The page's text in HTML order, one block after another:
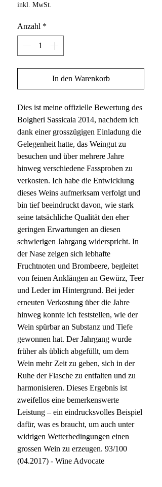
inkl. MwSt.
Anzahl *
In den Warenkorb
Dies ist meine offizielle Bewertung des
Bolgheri Sassicaia 2014, nachdem ich
dank einer grosszügigen Einladung die
Gelegenheit hatte, das Weingut zu
besuchen und über mehrere Jahre
hinweg verschiedene Fassproben zu
verkosten. Ich habe die Entwicklung
dieses Weins aufmerksam verfolgt und
bin tief beeindruckt davon, wie stark
seine tatsächliche Qualität den eher
geringen Erwartungen an diesen
schwierigen Jahrgang widerspricht. In
der Nase zeigen sich lebhafte
Fruchtnoten und Brombeere, begleitet
von feinen Anklängen an Gewürz, Teer
und Leder im Hintergrund. Bei jeder
erneuten Verkostung über die Jahre
hinweg konnte ich feststellen, wie der
Wein spürbar an Substanz und Tiefe
gewonnen hat. Der Jahrgang wurde
früher als üblich abgefüllt, um dem
Wein mehr Zeit zu geben, sich in der
Ruhe der Flasche zu entfalten und zu
harmonisieren. Dieses Ergebnis ist
zweifellos eine bemerkenswerte
Leistung – ein eindrucksvolles Beispiel
dafür, was es braucht, um auch unter
widrigen Wetterbedingungen einen
grossen Wein zu erzeugen. 93/100
(04.2017) - Wine Advocate